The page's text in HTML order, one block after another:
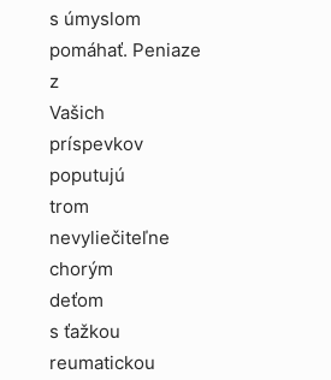
s úmyslom
pomáhať. Peniaze
z
Vašich
príspevkov
poputujú
trom
nevyliečiteľne
chorým
deťom
s ťažkou
reumatickou